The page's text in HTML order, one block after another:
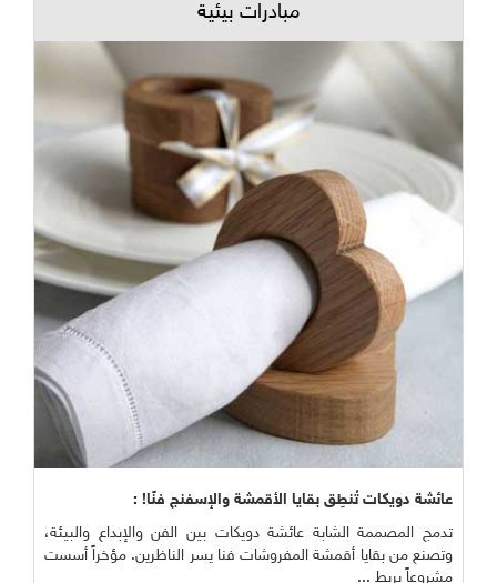
مبادرات بيئية
عائشة دويكات تُنطِق بقايا الأقمشة والإسفنج فنًا! :
تدمج المصممة الشابة عائشة دويكات بين الفن والإبداع والبيئة،
وتصنع من بقايا أقمشة المفروشات فنا يسر الناظرين. مؤخراً أسست
مشروعاً يربط ...